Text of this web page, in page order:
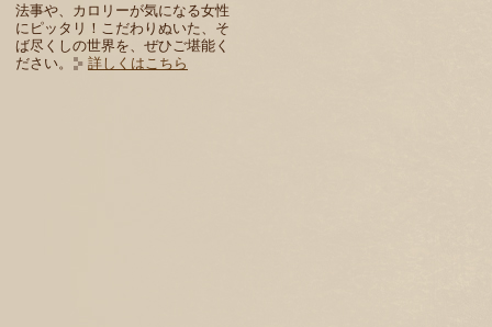
法事や、カロリーが気になる女性
にピッタリ！こだわりぬいた、そ
ば尽くしの世界を、ぜひご堪能く
ださい。
詳しくはこちら